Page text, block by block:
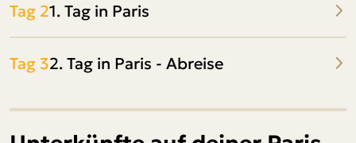
Tag 21. Tag in Paris
Tag 32. Tag in Paris - Abreise